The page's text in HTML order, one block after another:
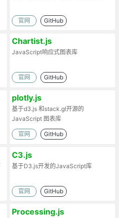
官网 GitHub
Chartist.js
JavaScript响应式图表库
官网 GitHub
plotly.js
基于d3.js 和stack.gl开源的
JavaScript 图表库
官网 GitHub
C3.js
基于D3.js开发的JavaScript库
官网 GitHub
Processing.js